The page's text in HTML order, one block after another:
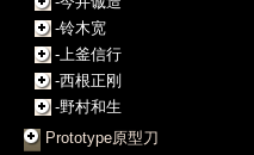
-铃木宽
-上釜信行
-西根正刚
-野村和生
Prototype原型刀